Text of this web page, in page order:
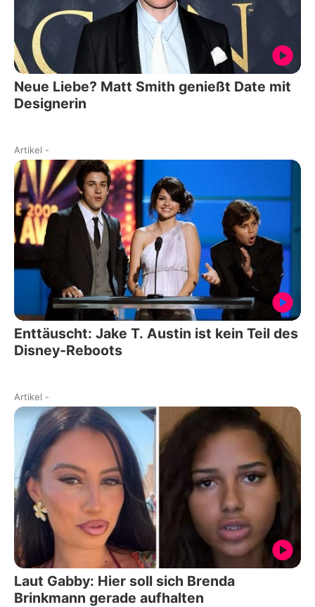
Neue Liebe? Matt Smith genießt Date mit
Designerin
Artikel -
Enttäuscht: Jake T. Austin ist kein Teil des
Disney-Reboots
Artikel -
Laut Gabby: Hier soll sich Brenda
Brinkmann gerade aufhalten